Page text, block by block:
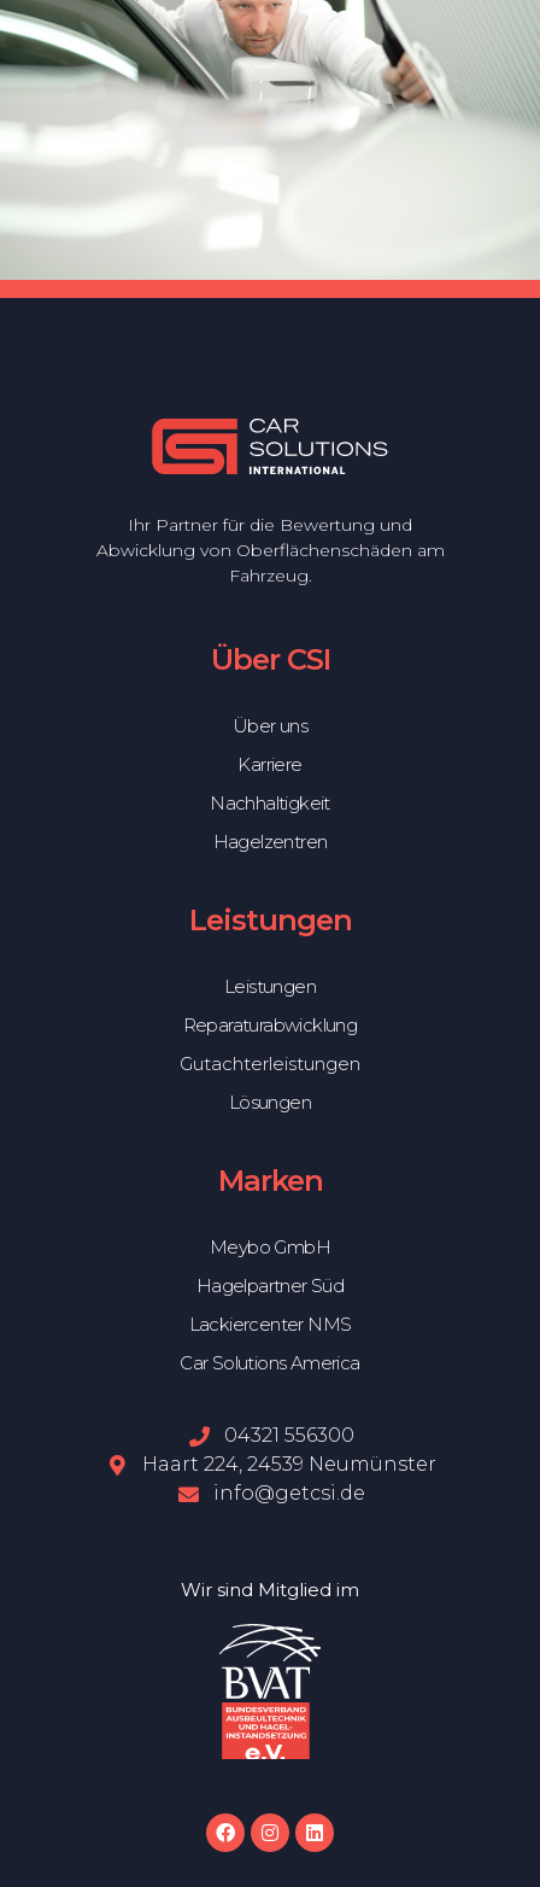
Ihr Partner für die Bewertung und
Abwicklung von Oberflächenschäden am
Fahrzeug.
Über CSI
Über uns
Karriere
Nachhaltigkeit
Hagelzentren
Leistungen
Leistungen
Reparaturabwicklung
Gutachterleistungen
Lösungen
Marken
Meybo GmbH
Hagelpartner Süd
Lackiercenter NMS
Car Solutions America
04321 556300
Haart 224, 24539 Neumünster
info@getcsi.de
Wir sind Mitglied im